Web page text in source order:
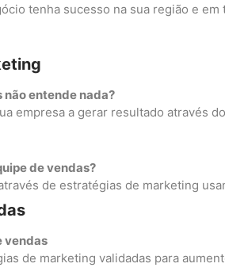
tenha sucesso na sua região e em
entende nada?
empresa a gerar resultado através
de vendas?
de estratégias de marketing
vendas
de marketing validadas para